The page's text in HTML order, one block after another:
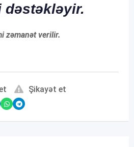
zəmanət verilir.
Şikayət et